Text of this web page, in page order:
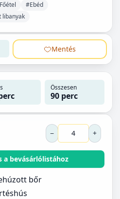
#Ebéd
libanyak
Mentés
Összesen
90 perc
− +
a bevásárlólistához
bőr